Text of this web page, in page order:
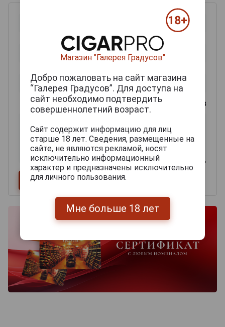
0из 2000 знаков
Магазин "Галерея Градусов"
Добро пожаловать на сайт магазина
“Галерея Градусов”. Для доступа на
сайт необходимо подтвердить
совершеннолетний возраст.
Сайт содержит информацию для лиц
старше 18 лет. Сведения, размещенные на
сайте, не являются рекламой, носят
исключительно информационный
характер и предназначены исключительно
для личного пользования.
Мне больше 18 лет